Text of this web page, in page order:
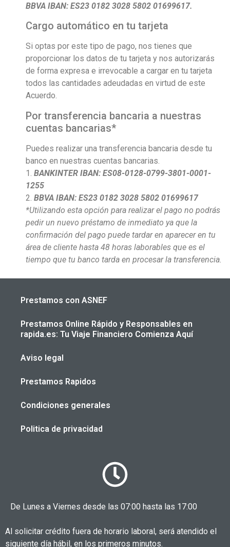
BBVA IBAN: ES23 0182 3028 5802 01699617.
Cargo automático en tu tarjeta
Si optas por este tipo de pago, nos tienes que
proporcionar los datos de tu tarjeta y nos autorizarás
de forma expresa e irrevocable a cargar en tu tarjeta
todos las cantidades adeudadas en virtud de este
Acuerdo.
Por transferencia bancaria a nuestras
cuentas bancarias*
Puedes realizar una transferencia bancaria desde tu
banco en nuestras cuentas bancarias.
1. BANKINTER IBAN: ES08-0128-0799-3801-0001-
1255
2. BBVA IBAN: ES23 0182 3028 5802 01699617
*Utilizando esta opción para realizar el pago no podrás
pedir un nuevo préstamo de inmediato ya que la
confirmación del pago puede tardar en aparecer en tu
área de cliente hasta 48 horas laborables que es el
tiempo que tu banco tarda en procesar la transferencia.
Prestamos con ASNEF
Prestamos Online Rápido y Responsables en
rapida.es: Tu Viaje Financiero Comienza Aquí
Aviso legal
Prestamos Rapidos
Condiciones generales
Politica de privacidad
De Lunes a Viernes desde las 07:00 hasta las 17:00
Al solicitar crédito fuera de horario laboral, será atendido el
siguiente día hábil, en los primeros minutos.